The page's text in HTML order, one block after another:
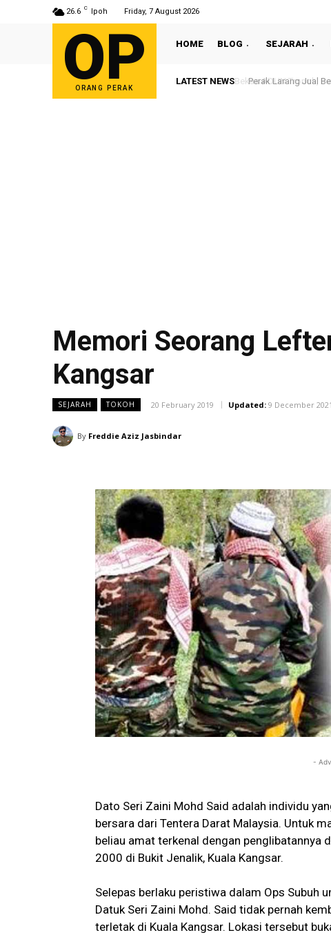
26.6 C Ipoh Friday, 7 August 2026
OP
ORANG PERAK
HOME BLOG SEJARAH
LATEST NEWS Perak Larang Jual
Memori Seorang
Kangsar
SEJARAH TOKOH 20 February 2019 Updated: 9 December 2021
By Freddie Aziz Jasbindar
-
Dato Seri Zaini Mohd Said adalah individu
bersara dari Tentera Darat Malaysia. Untuk
beliau amat terkenal dengan penglibatannya
2000 di Bukit Jenalik, Kuala Kangsar.
Selepas berlaku peristiwa dalam Ops Subuh
Datuk Seri Zaini Mohd. Said tidak pernah
terletak di Kuala Kangsar. Lokasi tersebut